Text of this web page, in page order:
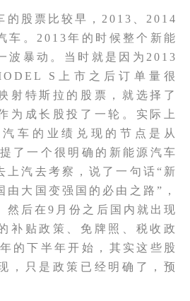
的股票比较早，2013、2014
车。2013年的时候整个新能
波暴动。当时就是因为2013
S上市之后订单量很
射特斯拉的股票，就选择了
为成长股投了一轮。实际上
车的业绩兑现的节点是从
了一个很明确的新能源汽车
上汽去考察，说了一句话“新
由大国变强国的必由之路”，
然后在9月份之后国内就出现
补贴政策、免牌照、税收政
的下半年开始，其实这些股
，只是政策已经明确了，预